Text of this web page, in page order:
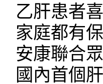
乙肝患者
家庭都有
安康聯合
國內首個